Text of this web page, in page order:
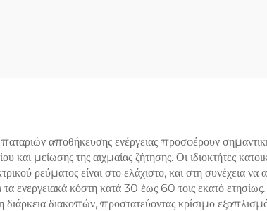
αποθήκευσης ενέργειας προσφέρουν
και μείωσης της αιχμαίας ζήτησης. Οι ιδιοκτήτες
ρεύματος είναι στο ελάχιστο, και στη συνέχεια
ενεργειακά κόστη κατά 30 έως 60 τοις εκατό
διάρκεια διακοπών, προστατεύοντας κρίσιμο